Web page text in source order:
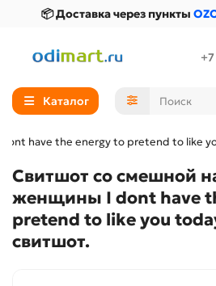
📦 Доставка через пункты
Каталог
have the energy to pretend to like
Свитшот со смешной
женщины I dont have
pretend to like you
свитшот.